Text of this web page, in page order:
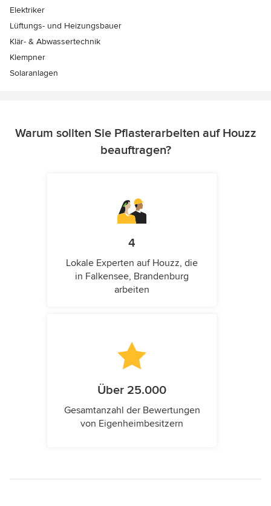
Elektriker
Lüftungs- und Heizungsbauer
Klär- & Abwassertechnik
Klempner
Solaranlagen
Warum sollten Sie Pflasterarbeiten auf Houzz
beauftragen?
4
Lokale Experten auf Houzz, die
in Falkensee, Brandenburg
arbeiten
Über 25.000
Gesamtanzahl der Bewertungen
von Eigenheimbesitzern